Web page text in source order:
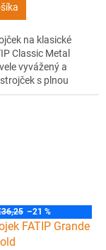
na klasické
Classic Metal
vyvážený a
s plnou
hlavice "Testina
–21 %
FATIP Grande